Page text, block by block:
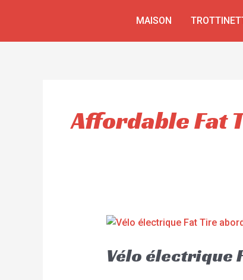
MAISON
Affordable Fat
Vélo électrique